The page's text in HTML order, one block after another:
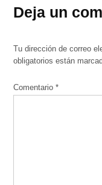
Deja un
Tu dirección de correo
obligatorios están
Comentario*